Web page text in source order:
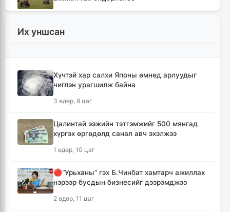
Хотын захын хорооллуудад бизнес
4 цаг, 52 минут
түрүүлсэн бөхийг 20 сая төгрөгөөр байлна
7 цаг, 48 минут
нөөцийг 60 хоногт хүргэж, үнийн өсөлтийн
9 цаг, 25 минут
"Дельфин" хар салхи Японы өмнөд
Их уншсан
Хүчтэй хар салхи Японы өмнөд арлуудыг
чиглэн урагшилж байна
3 өдөр, 9 цаг
Цалинтай ээжийн тэтгэмжийг 500 мянгад
хүргэх өргөдөлд санал авч эхэлжээ
1 өдөр, 10 цаг
🔴“Урьханы” гэх Б.Чинбат хамтарч ажиллах
нэрээр бусдын бизнесийг дээрэмджээ
2 өдөр, 11 цаг